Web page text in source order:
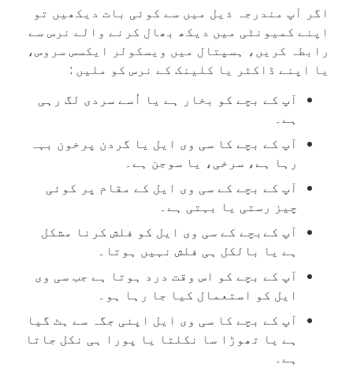
اگر آپ مندرجہ ذیل میں سے کوئی بات دیکھیں تو
اپنے کمیونٹی میں دیکھ بھال کرنے والے نرس سے
رابطہ کریں، ہسپتال میں ویسکولر ایکسس سروس،
یا اپنے ڈاکٹر یا کلینک کے نرس کو ملیں :
آپ کے بچے کو بخار ہے یا اُسے سردی لگ رہی
ہے۔
آپ کے بچے کا سی وی ایل یا گردن پرخون بہہ
رہا ہے، سرخی، یا سوجن ہے۔
آپ کے بچے کے سی وی ایل کے مقام پر کوئی
چیز رستی یا بہتی ہے۔
آپ کےبچے کے سی وی ایل کو فلش کرنا مشکل
ہے یا بالکل ہی فلش نہیں ہوتا۔
آپ کے بچے کو اس وقت درد ہوتا ہے جب سی وی
ایل کو استعمال کیا جا رہا ہو۔
آپ کے بچے کا سی وی ایل اپنی جگہ سے ہٹ گیا
ہے یا تھوڑا سا نکلتا یا پورا ہی نکل جاتا
ہے۔